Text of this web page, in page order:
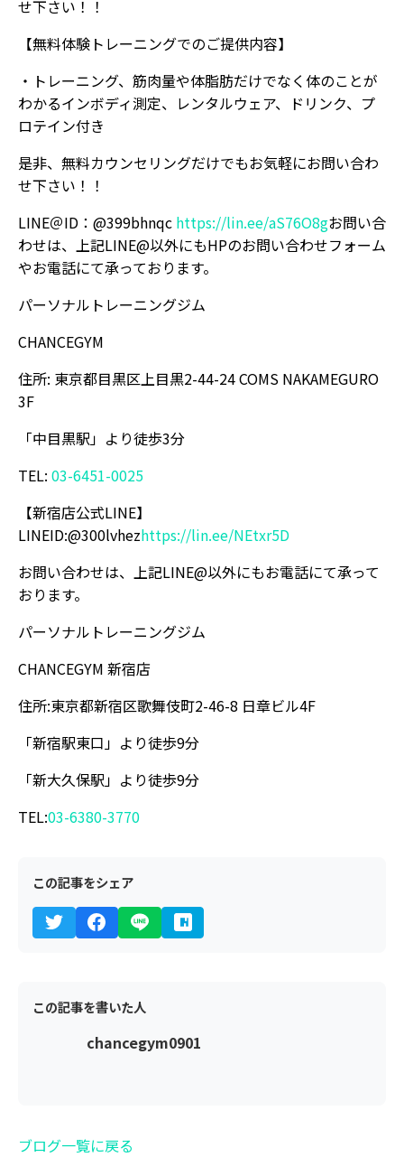
せ下さい！！
【無料体験トレーニングでのご提供内容】
・トレーニング、筋肉量や体脂肪だけでなく体のことが
わかるインボディ測定、レンタルウェア、ドリンク、プ
ロテイン付き
是非、無料カウンセリングだけでもお気軽にお問い合わ
せ下さい！！
LINE＠ID：@399bhnqc https://lin.ee/aS76O8gお問い合
わせは、上記LINE@以外にもHPのお問い合わせフォーム
やお電話にて承っております。
パーソナルトレーニングジム
CHANCEGYM
住所: 東京都目黒区上目黒2-44-24 COMS NAKAMEGURO
3F
「中目黒駅」より徒歩3分
TEL: 03-6451-0025
【新宿店公式LINE】
LINEID:@300lvhezhttps://lin.ee/NEtxr5D
お問い合わせは、上記LINE@以外にもお電話にて承って
おります。
パーソナルトレーニングジム
CHANCEGYM 新宿店
住所:東京都新宿区歌舞伎町2-46-8 日章ビル4F
「新宿駅東口」より徒歩9分
「新大久保駅」より徒歩9分
TEL:03-6380-3770
この記事をシェア
この記事を書いた人
chancegym0901
ブログ一覧に戻る